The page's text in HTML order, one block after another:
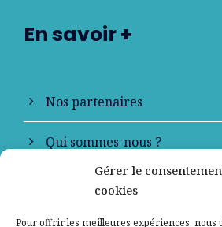
Gérer le
cookies
Pour offrir les meilleures expériences, nous
En savoir +
Nos partenaires
Qui sommes-nous ?
Contactez-nous
Mentions légales